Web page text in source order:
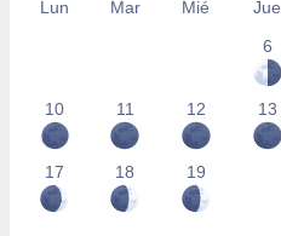
Lun Mar Mié Jue
6
10 11 12 13
17 18 19